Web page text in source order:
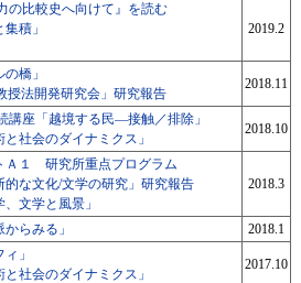
の比較史へ向けて』を読む
積」
2019.2
橋」
授法開発研究会」研究報告
2018.11
講座「越境する民―接触／排除」
社会のダイナミクス」
2018.10
Ａ１ 研究所重点プログラム
的な文化/文学の研究」研究報告
文学と風景」
2018.3
らみる」 2018.1
」
社会のダイナミクス」
2017.10